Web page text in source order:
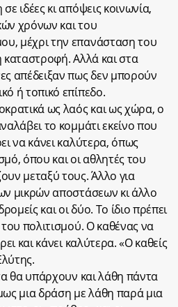
ιδέες κι απόψεις κοινωνία,
χρόνων και του
μέχρι την επανάσταση του
καταστροφή. Αλλά και στα
απέδειξαν πως δεν μπορούν
ή τοπικό επίπεδο.
ως λαός και ως χώρα, ο
το κομμάτι εκείνο που
να κάνει καλύτερα, όπως
όπου και οι αθλητές του
μεταξύ τους. Άλλο για
μικρών αποστάσεων κι άλλο
και οι δύο. Το ίδιο πρέπει
πολιτισμού. Ο καθένας να
και κάνει καλύτερα. «Ο καθείς
θα υπάρχουν και λάθη πάντα
μια δράση με λάθη παρά μια